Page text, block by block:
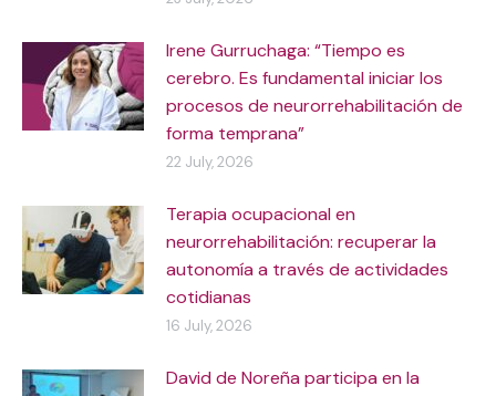
Irene Gurruchaga: “Tiempo es
cerebro. Es fundamental iniciar los
procesos de neurorrehabilitación de
forma temprana”
22 July, 2026
Terapia ocupacional en
neurorrehabilitación: recuperar la
autonomía a través de actividades
cotidianas
16 July, 2026
David de Noreña participa en la